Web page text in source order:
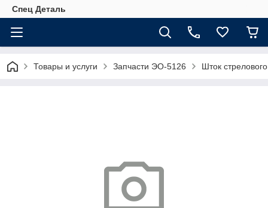
Спец Деталь
Товары и услуги Запчасти ЭО-5126 Шток